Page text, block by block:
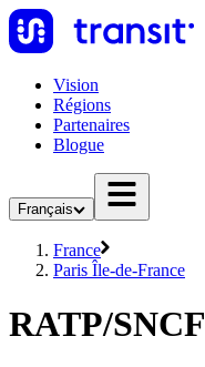
Vision
Régions
Partenaires
Blogue
Français
France
Paris Île-de-France
RATP/SNCF